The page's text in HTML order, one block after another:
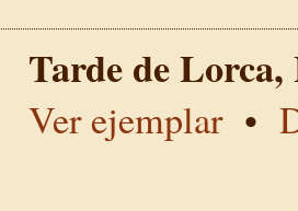
Tarde de
Ver ejemplar•